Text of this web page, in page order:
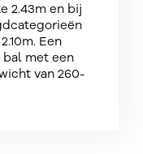
2.43m en bij
Een
met een
van 260-